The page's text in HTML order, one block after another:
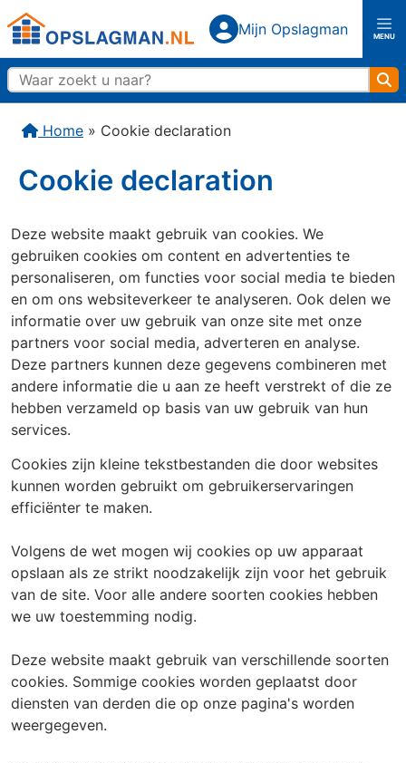
Opslagman logo
Mijn Opslagman
Mijn Opslagman
MENU
Home
Almere Buiten Almere Centrum
Amerongen Amersfoort
Capelle aan den IJssel Den Haag Rijswijk
Utrecht
Zoetermeer
Klantenservice
Top
Home » Cookie declaration
Cookie declaration
Deze website maakt gebruik van cookies. We
gebruiken cookies om content en advertenties te
personaliseren, om functies voor social media te bieden
en om ons websiteverkeer te analyseren. Ook delen we
informatie over uw gebruik van onze site met onze
partners voor social media, adverteren en analyse.
Deze partners kunnen deze gegevens combineren met
andere informatie die u aan ze heeft verstrekt of die ze
hebben verzameld op basis van uw gebruik van hun
services.
Cookies zijn kleine tekstbestanden die door websites
kunnen worden gebruikt om gebruikerservaringen
efficiënter te maken.
Volgens de wet mogen wij cookies op uw apparaat
opslaan als ze strikt noodzakelijk zijn voor het gebruik
van de site. Voor alle andere soorten cookies hebben
we uw toestemming nodig.
Deze website maakt gebruik van verschillende soorten
cookies. Sommige cookies worden geplaatst door
diensten van derden die op onze pagina's worden
weergegeven.